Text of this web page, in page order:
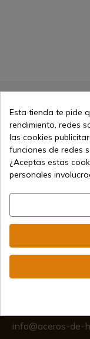
info@aceros-de-
Esta tienda te pide
rendimiento, redes
las cookies
funciones de redes
¿Aceptas estas
personales